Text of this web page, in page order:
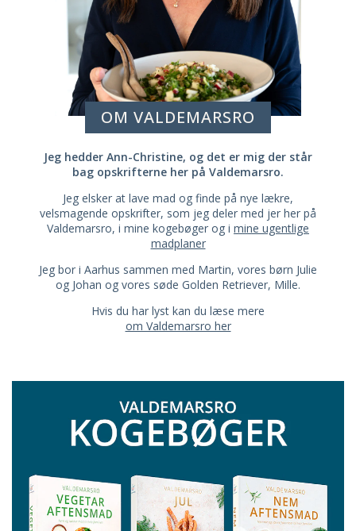
OM VALDEMARSRO
Jeg hedder Ann-Christine, og det er mig der står
bag opskrifterne her på Valdemarsro.
Jeg elsker at lave mad og finde på nye lækre,
velsmagende opskrifter, som jeg deler med jer her på
Valdemarsro, i mine kogebøger og i mine ugentlige
madplaner
Jeg bor i Aarhus sammen med Martin, vores børn Julie
og Johan og vores søde Golden Retriever, Mille.
Hvis du har lyst kan du læse mere
om Valdemarsro her